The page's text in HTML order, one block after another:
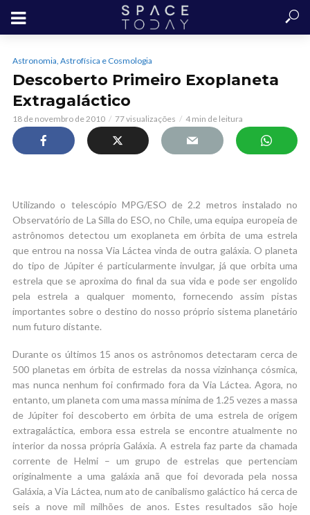
Astronomia, Astrofísica e Cosmologia
Descoberto Primeiro Exoplaneta
Extragaláctico
18 de novembro de 2010 77 visualizações 4 min de leitura
Utilizando o telescópio MPG/ESO de 2.2 metros instalado no
Observatório de La Silla do ESO, no Chile, uma equipa europeia de
astrônomos detectou um exoplaneta em órbita de uma estrela
que entrou na nossa Via Láctea vinda de outra galáxia. O planeta
do tipo de Júpiter é particularmente invulgar, já que orbita uma
estrela que se aproxima do final da sua vida e pode ser engolido
pela estrela a qualquer momento, fornecendo assim pistas
importantes sobre o destino do nosso próprio sistema planetário
num futuro distante.
Durante os últimos 15 anos os astrônomos detectaram cerca de
500 planetas em órbita de estrelas da nossa vizinhança cósmica,
mas nunca nenhum foi confirmado fora da Via Láctea. Agora, no
entanto, um planeta com uma massa mínima de 1.25 vezes a massa
de Júpiter foi descoberto em órbita de uma estrela de origem
extragaláctica, embora essa estrela se encontre atualmente no
interior da nossa própria Galáxia. A estrela faz parte da chamada
corrente de Helmi – um grupo de estrelas que pertenciam
originalmente a uma galáxia anã que foi devorada pela nossa
Galáxia, a Via Láctea, num ato de canibalismo galáctico há cerca de
seis a nove mil milhões de anos. Estes resultados são hoje